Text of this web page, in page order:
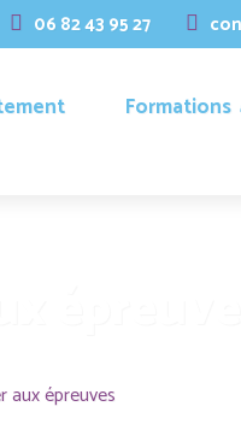
06 82 43 95 27
Formations
aux épreuves